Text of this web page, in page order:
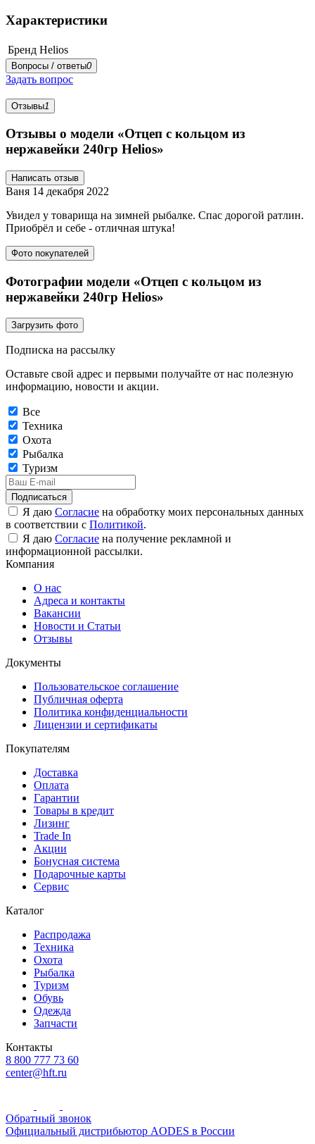
Характеристики
Бренд Helios
Вопросы / ответы0
Задать вопрос
Отзывы1
Отзывы о модели «Отцеп с кольцом из
нержавейки 240гр Helios»
Написать отзыв
Ваня 14 декабря 2022
Увидел у товарища на зимней рыбалке. Спас дорогой ратлин.
Приобрёл и себе - отличная штука!
Фото покупателей
Фотографии модели «Отцеп с кольцом из
нержавейки 240гр Helios»
Загрузить фото
Подписка на рассылку
Оставьте свой адрес и первыми получайте от нас полезную
информацию, новости и акции.
Все
Техника
Охота
Рыбалка
Туризм
Подписаться
Я даю Согласие на обработку моих персональных данных
в соответствии с Политикой.
Я даю Согласие на получение рекламной и
информационной рассылки.
Компания
О нас
Адреса и контакты
Вакансии
Новости и Статьи
Отзывы
Документы
Пользовательское соглашение
Публичная оферта
Политика конфиденциальности
Лицензии и сертификаты
Покупателям
Доставка
Оплата
Гарантии
Товары в кредит
Лизинг
Trade In
Акции
Бонусная система
Подарочные карты
Сервис
Каталог
Распродажа
Техника
Охота
Рыбалка
Туризм
Обувь
Одежда
Запчасти
Контакты
8 800 777 73 60
center@hft.ru
Обратный звонок
Официальный дистрибьютор AODES в России